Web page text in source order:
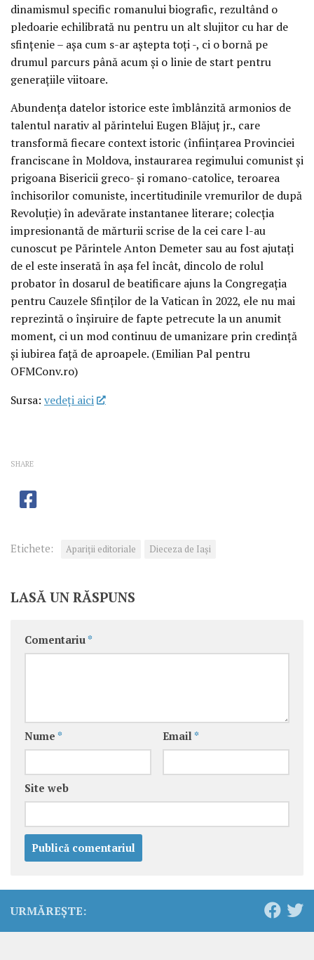
dinamismul specific romanului biografic, rezultând o
pledoarie echilibrată nu pentru un alt slujitor cu har de
sfințenie – așa cum s-ar aștepta toți -, ci o bornă pe
drumul parcurs până acum și o linie de start pentru
generațiile viitoare.
Abundența datelor istorice este îmblânzită armonios de
talentul narativ al părintelui Eugen Blăjuț jr., care
transformă fiecare context istoric (înființarea Provinciei
franciscane în Moldova, instaurarea regimului comunist și
prigoana Bisericii greco- și romano-catolice, teroarea
închisorilor comuniste, incertitudinile vremurilor de după
Revoluție) în adevărate instantanee literare; colecția
impresionantă de mărturii scrise de la cei care l-au
cunoscut pe Părintele Anton Demeter sau au fost ajutați
de el este inserată în așa fel încât, dincolo de rolul
probator în dosarul de beatificare ajuns la Congregația
pentru Cauzele Sfinților de la Vatican în 2022, ele nu mai
reprezintă o înșiruire de fapte petrecute la un anumit
moment, ci un mod continuu de umanizare prin credință
și iubirea față de aproapele. (Emilian Pal pentru
OFMConv.ro)
Sursa: vedeţi aici
SHARE
Etichete: Apariţii editoriale Dieceza de Iași
LASĂ UN RĂSPUNS
Comentariu *
Nume * Email *
Site web
URMĂREȘTE: